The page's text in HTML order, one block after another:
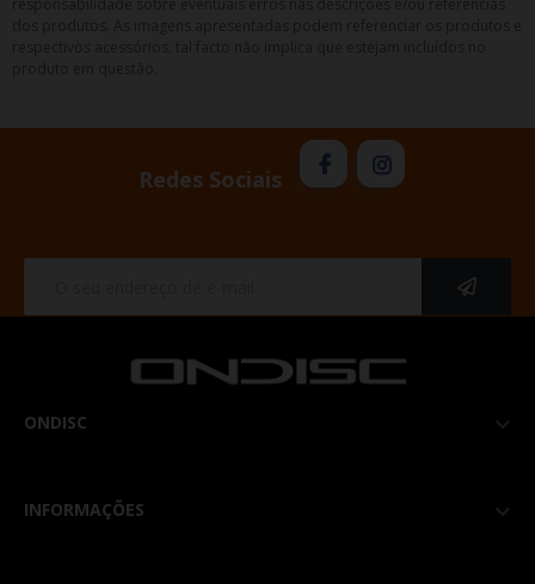
Redes Sociais
ONDISC 
INFORMAÇÕES 